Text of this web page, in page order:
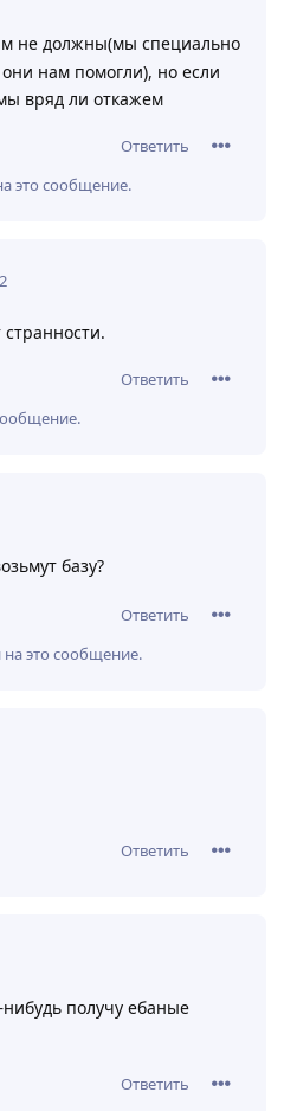
не должны(мы специально
нам помогли), но если
вряд ли откажем
Ответить
это сообщение.
Ответить
базу?
Ответить
на это сообщение.
Ответить
получу ебаные
Ответить